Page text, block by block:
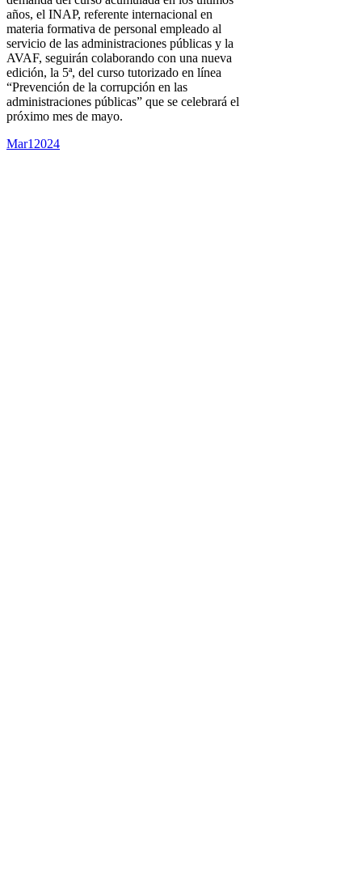
años, el INAP, referente internacional en
materia formativa de personal empleado al
servicio de las administraciones públicas y la
AVAF, seguirán colaborando con una nueva
edición, la 5ª, del curso tutorizado en línea
“Prevención de la corrupción en las
administraciones públicas” que se celebrará el
próximo mes de mayo.
Mar1 2024